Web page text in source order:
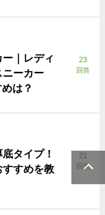
｜レディ
ニーカー
は？
23
回答
タイプ！
すすめを教
21
回答